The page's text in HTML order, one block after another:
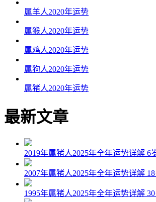
属羊人2020年运势
属猴人2020年运势
属鸡人2020年运势
属狗人2020年运势
属猪人2020年运势
最新文章
2019年属猪人2025年全年运势详解 6
2007年属猪人2025年全年运势详解
1995年属猪人2025年全年运势详解